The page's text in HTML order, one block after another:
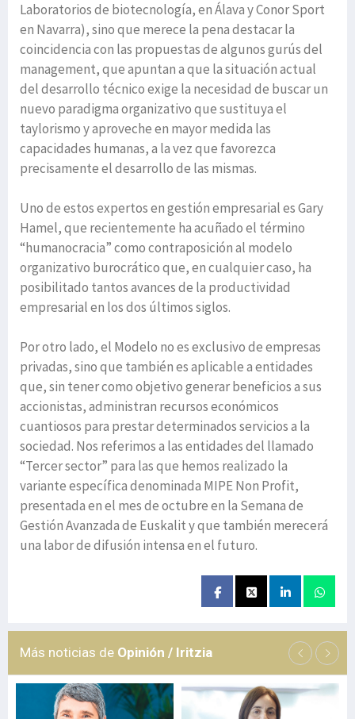
Laboratorios de biotecnología, en Álava y Conor Sport
en Navarra), sino que merece la pena destacar la
coincidencia con las propuestas de algunos gurús del
management, que apuntan a que la situación actual
del desarrollo técnico exige la necesidad de buscar un
nuevo paradigma organizativo que sustituya el
taylorismo y aproveche en mayor medida las
capacidades humanas, a la vez que favorezca
precisamente el desarrollo de las mismas.
Uno de estos expertos en gestión empresarial es Gary
Hamel, que recientemente ha acuñado el término
“humanocracia” como contraposición al modelo
organizativo burocrático que, en cualquier caso, ha
posibilitado tantos avances de la productividad
empresarial en los dos últimos siglos.
Por otro lado, el Modelo no es exclusivo de empresas
privadas, sino que también es aplicable a entidades
que, sin tener como objetivo generar beneficios a sus
accionistas, administran recursos económicos
cuantiosos para prestar determinados servicios a la
sociedad. Nos referimos a las entidades del llamado
“Tercer sector” para las que hemos realizado la
variante específica denominada MIPE Non Profit,
presentada en el mes de octubre en la Semana de
Gestión Avanzada de Euskalit y que también merecerá
una labor de difusión intensa en el futuro.
Más noticias de Opinión / Iritzia